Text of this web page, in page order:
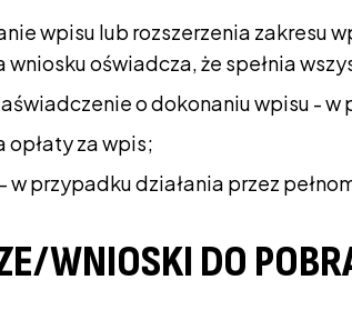
wpisu lub rozszerzenia zakresu
wniosku oświadcza, że spełnia
o dokonaniu wpisu -
opłaty za wpis;
w przypadku działania przez
WNIOSKI DO